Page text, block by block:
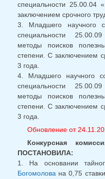
специальности 25.00.04
заключением срочного
3. Младшего научного
специальности
методы поисков
степени. С заключением
3 года.
4. Младшего научного
специальности
методы поисков
степени. С заключением
3 года.
Обновление от
Конкурсная
ПОСТАНОВИЛА:
1. На основании
Богомолова на 0,75